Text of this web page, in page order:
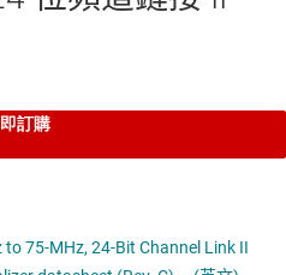
訂購
75-MHz, 24-Bit Channel Link II